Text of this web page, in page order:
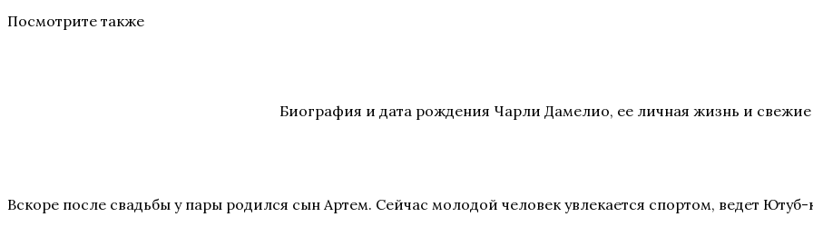
Посмотрите также
Биография и дата рождения Чарли Дамелио, ее личная жизнь и свежие
Вскоре после свадьбы у пары родился сын Артем. Сейчас молодой человек увлекается спортом, ведет Ютуб-